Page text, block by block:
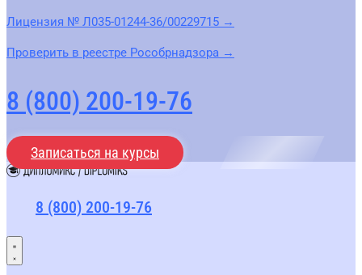
Лицензия № Л035-01244-36/00229715 →
Проверить в реестре Рособрнадзора →
8 (800) 200-19-76
Записаться на курсы
8 (800) 200-19-76